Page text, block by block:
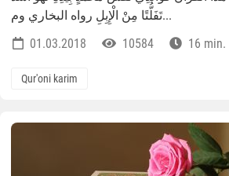
تَفَلُّتًا مِنْ الْإِبِلِ رواه البخاري وم...
01.03.2018
10584 16 min.
Qur'oni karim